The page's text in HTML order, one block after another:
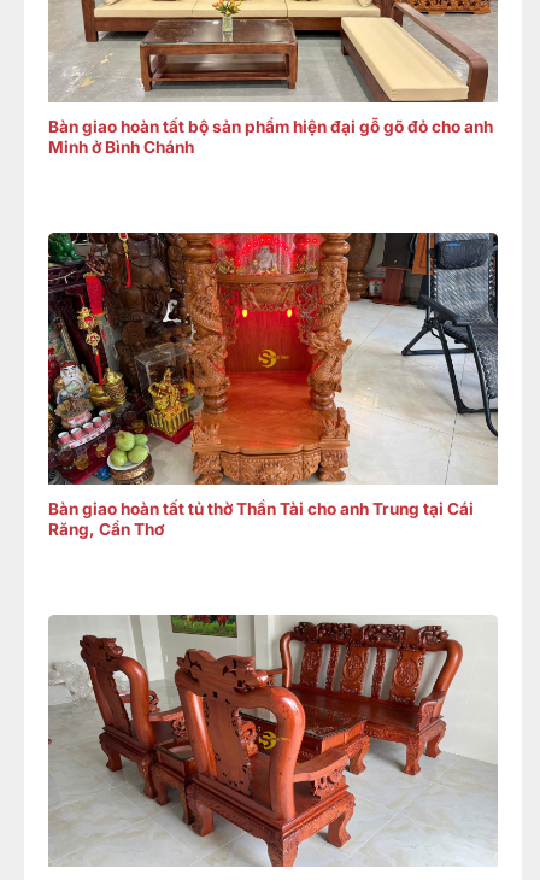
Bàn giao hoàn tất bộ sản phẩm hiện đại gỗ gõ đỏ cho anh
Minh ở Bình Chánh
Bàn giao hoàn tất tủ thờ Thần Tài cho anh Trung tại Cái
Răng, Cần Thơ